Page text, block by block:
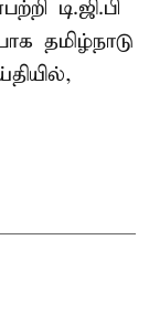
டி.ஜி.பி
தமிழ்நாடு